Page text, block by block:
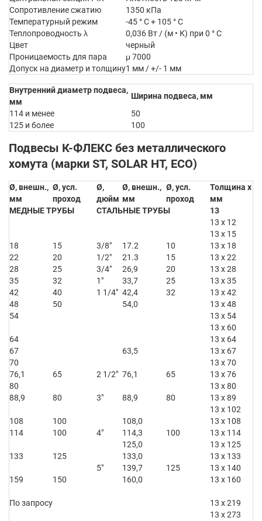
Сопротивление сжатию
1350 кПа
Температурный режим
-45 ° С + 105 ° С
Теплопроводность λ
0,036 Вт / (м • К) при 0 ° С
Цвет
черный
Проницаемость для пара
μ 7000
Допуск на диаметр и толщину1 мм / +/- 1 мм
Внутренний диаметр подвеса,
мм
Ширина подвеса, мм
114 и менее
50
125 и более
100
Подвесы К-ФЛЕКС без металлического
хомута (марки ST, SOLAR HT, ECO)
Ø, внешн.,
мм
Ø, усл.
проход
Ø,
дюйм
Ø, внешн.,
мм
Ø, усл.
проход
Толщина x Ø,
мм
МЕДНЫЕ ТРУБЫ
СТАЛЬНЫЕ ТРУБЫ
13
13 x 12
13 x 15
18
15 3/8″ 17.2 10
13 x 18
22
20 1/2″ 21.3 15
13 x 22
28
25 3/4″ 26,9 20
13 x 28
35
32 1″ 33,7 25
13 x 35
42
40 1 1/4″ 42,4 32
13 x 42
48
50 54,0
13 x 48
54
13 x 54
13 x 60
64
13 x 64
67
63,5
13 x 67
70
13 x 70
76,1
65 2 1/2″ 76,1 65
13 x 76
80
13 x 80
88,9
80 3″ 88,9 80
13 x 89
13 x 102
108
100 108,0
13 x 108
114
100 4″ 114,3 100
13 x 114
125,0
13 x 125
133
125 133,0
13 x 133
5″
139,7 125
13 x 140
159
150 160,0 13 x 160
По запросу
13 x 219
13 x 273